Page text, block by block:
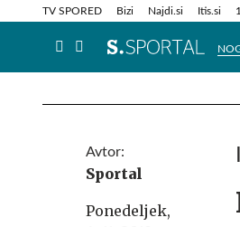
TV SPORED Bizi Najdi.si Itis.si
Info in obvestila
Avtor:
Sportal
Ponedeljek,